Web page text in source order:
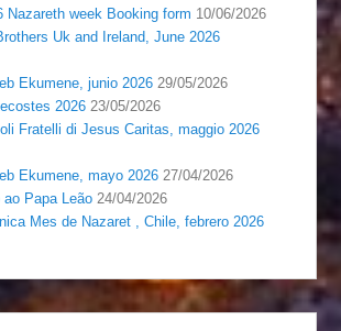
Nazareth week Booking form 10/06/2026
Uk and Ireland, June 2026
Ekumene, junio 2026 29/05/2026
2026 23/05/2026
Fratelli di Jesus Caritas, maggio 2026
Ekumene, mayo 2026 27/04/2026
ao Papa Leão 24/04/2026
Mes de Nazaret , Chile, febrero 2026